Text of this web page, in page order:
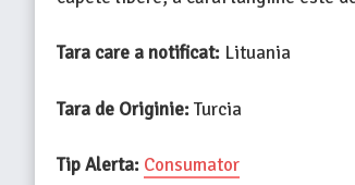
Tara care a notificat: Lituania
Tara de Originie:Turcia
Tip Alerta: Consumator